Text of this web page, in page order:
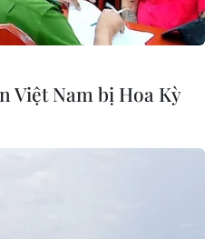
nhất kể
Việt Nam bị Hoa Kỳ